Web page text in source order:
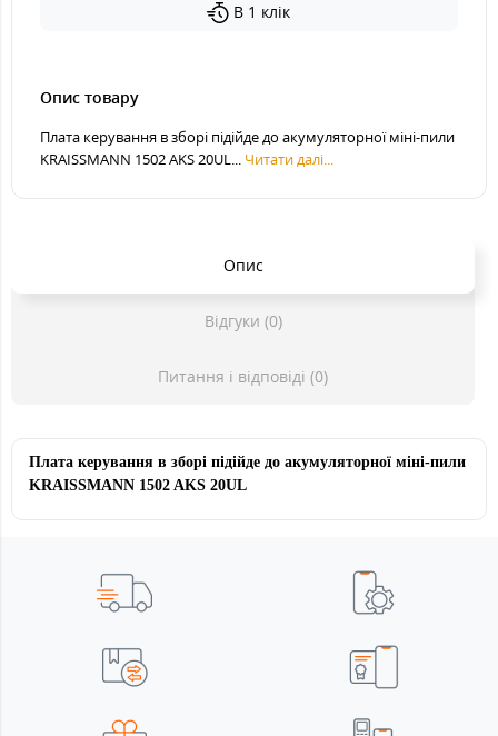
В 1 клік
Опис товару
Плата керування в зборі підійде до акумуляторної міні-пили
KRAISSMANN 1502 AKS 20UL... Читати далі...
Опис
Відгуки (0)
Питання і відповіді (0)
Плата керування в зборі підійде до акумуляторної міні-пили
KRAISSMANN 1502 AKS 20UL